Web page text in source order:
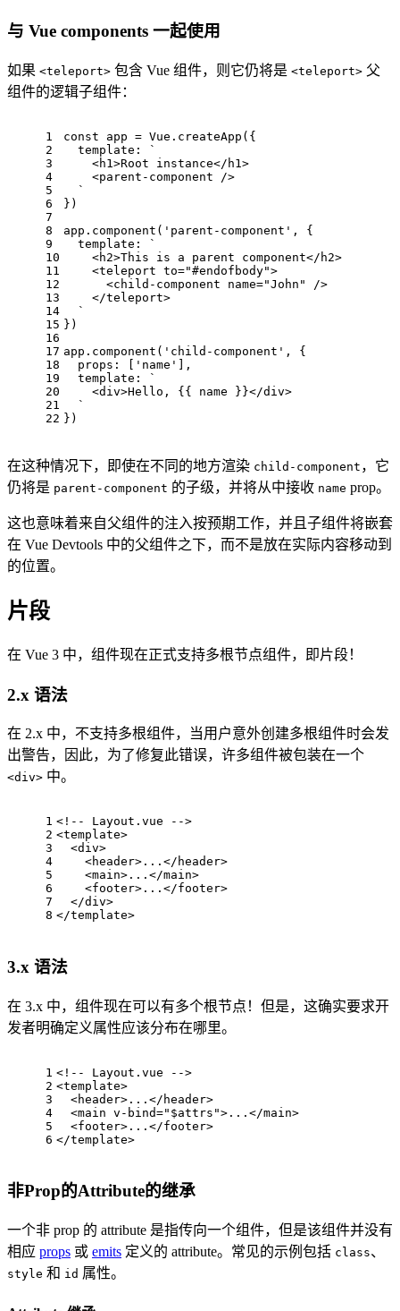
与 Vue components 一起使用
如果 <teleport> 包含 Vue 组件，则它仍将是 <teleport> 父
组件的逻辑子组件：
1
2
3
4
5
6
7
8
9
10
11
12
13
14
15
16
17
18
19
20
21
22
const app = Vue . createApp ({
template :
`
    <h1>Root instance</h1>
    <parent-component />
  `
})
app. component ( 'parent-component' , {
template :
`
    <h2>This is a parent component</h2>
    <teleport to="#endofbody">
      <child-component name="John" />
    </teleport>
  `
})
app. component ( 'child-component' , {
props : [ 'name'
],
template :
`
    <div>Hello, {{ name }}</div>
  `
})
在这种情况下，即使在不同的地方渲染 child-component ，它
仍将是 parent-component 的子级，并将从中接收 name prop。
这也意味着来自父组件的注入按预期工作，并且子组件将嵌套
在 Vue Devtools 中的父组件之下，而不是放在实际内容移动到
的位置。
片段
在 Vue 3 中，组件现在正式支持多根节点组件，即片段！
2.x 语法
在 2.x 中，不支持多根组件，当用户意外创建多根组件时会发
出警告，因此，为了修复此错误，许多组件被包装在一个
<div> 中。
1
2
3
4
5
6
7
8
<!-- Layout.vue -->
<template>
<div>
<header> ... </ header>
<main> ... </main>
<footer> ... </footer>
</div>
</template>
3.x 语法
在 3.x 中，组件现在可以有多个根节点！但是，这确实要求开
发者明确定义属性应该分布在哪里。
1
2
3
4
5
6
<!-- Layout.vue -->
<template>
<header> ... </ header>
<main v-bind="$attrs"> ... </main>
<footer> ... </footer>
</template>
非Prop的Attribute的继承
一个非 prop 的 attribute 是指传向一个组件，但是该组件并没有
相应 props 或 emits 定义的 attribute。常见的示例包括 class、
style 和 id 属性。